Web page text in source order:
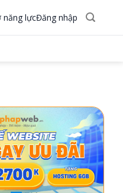
năng lựcĐăng nhập